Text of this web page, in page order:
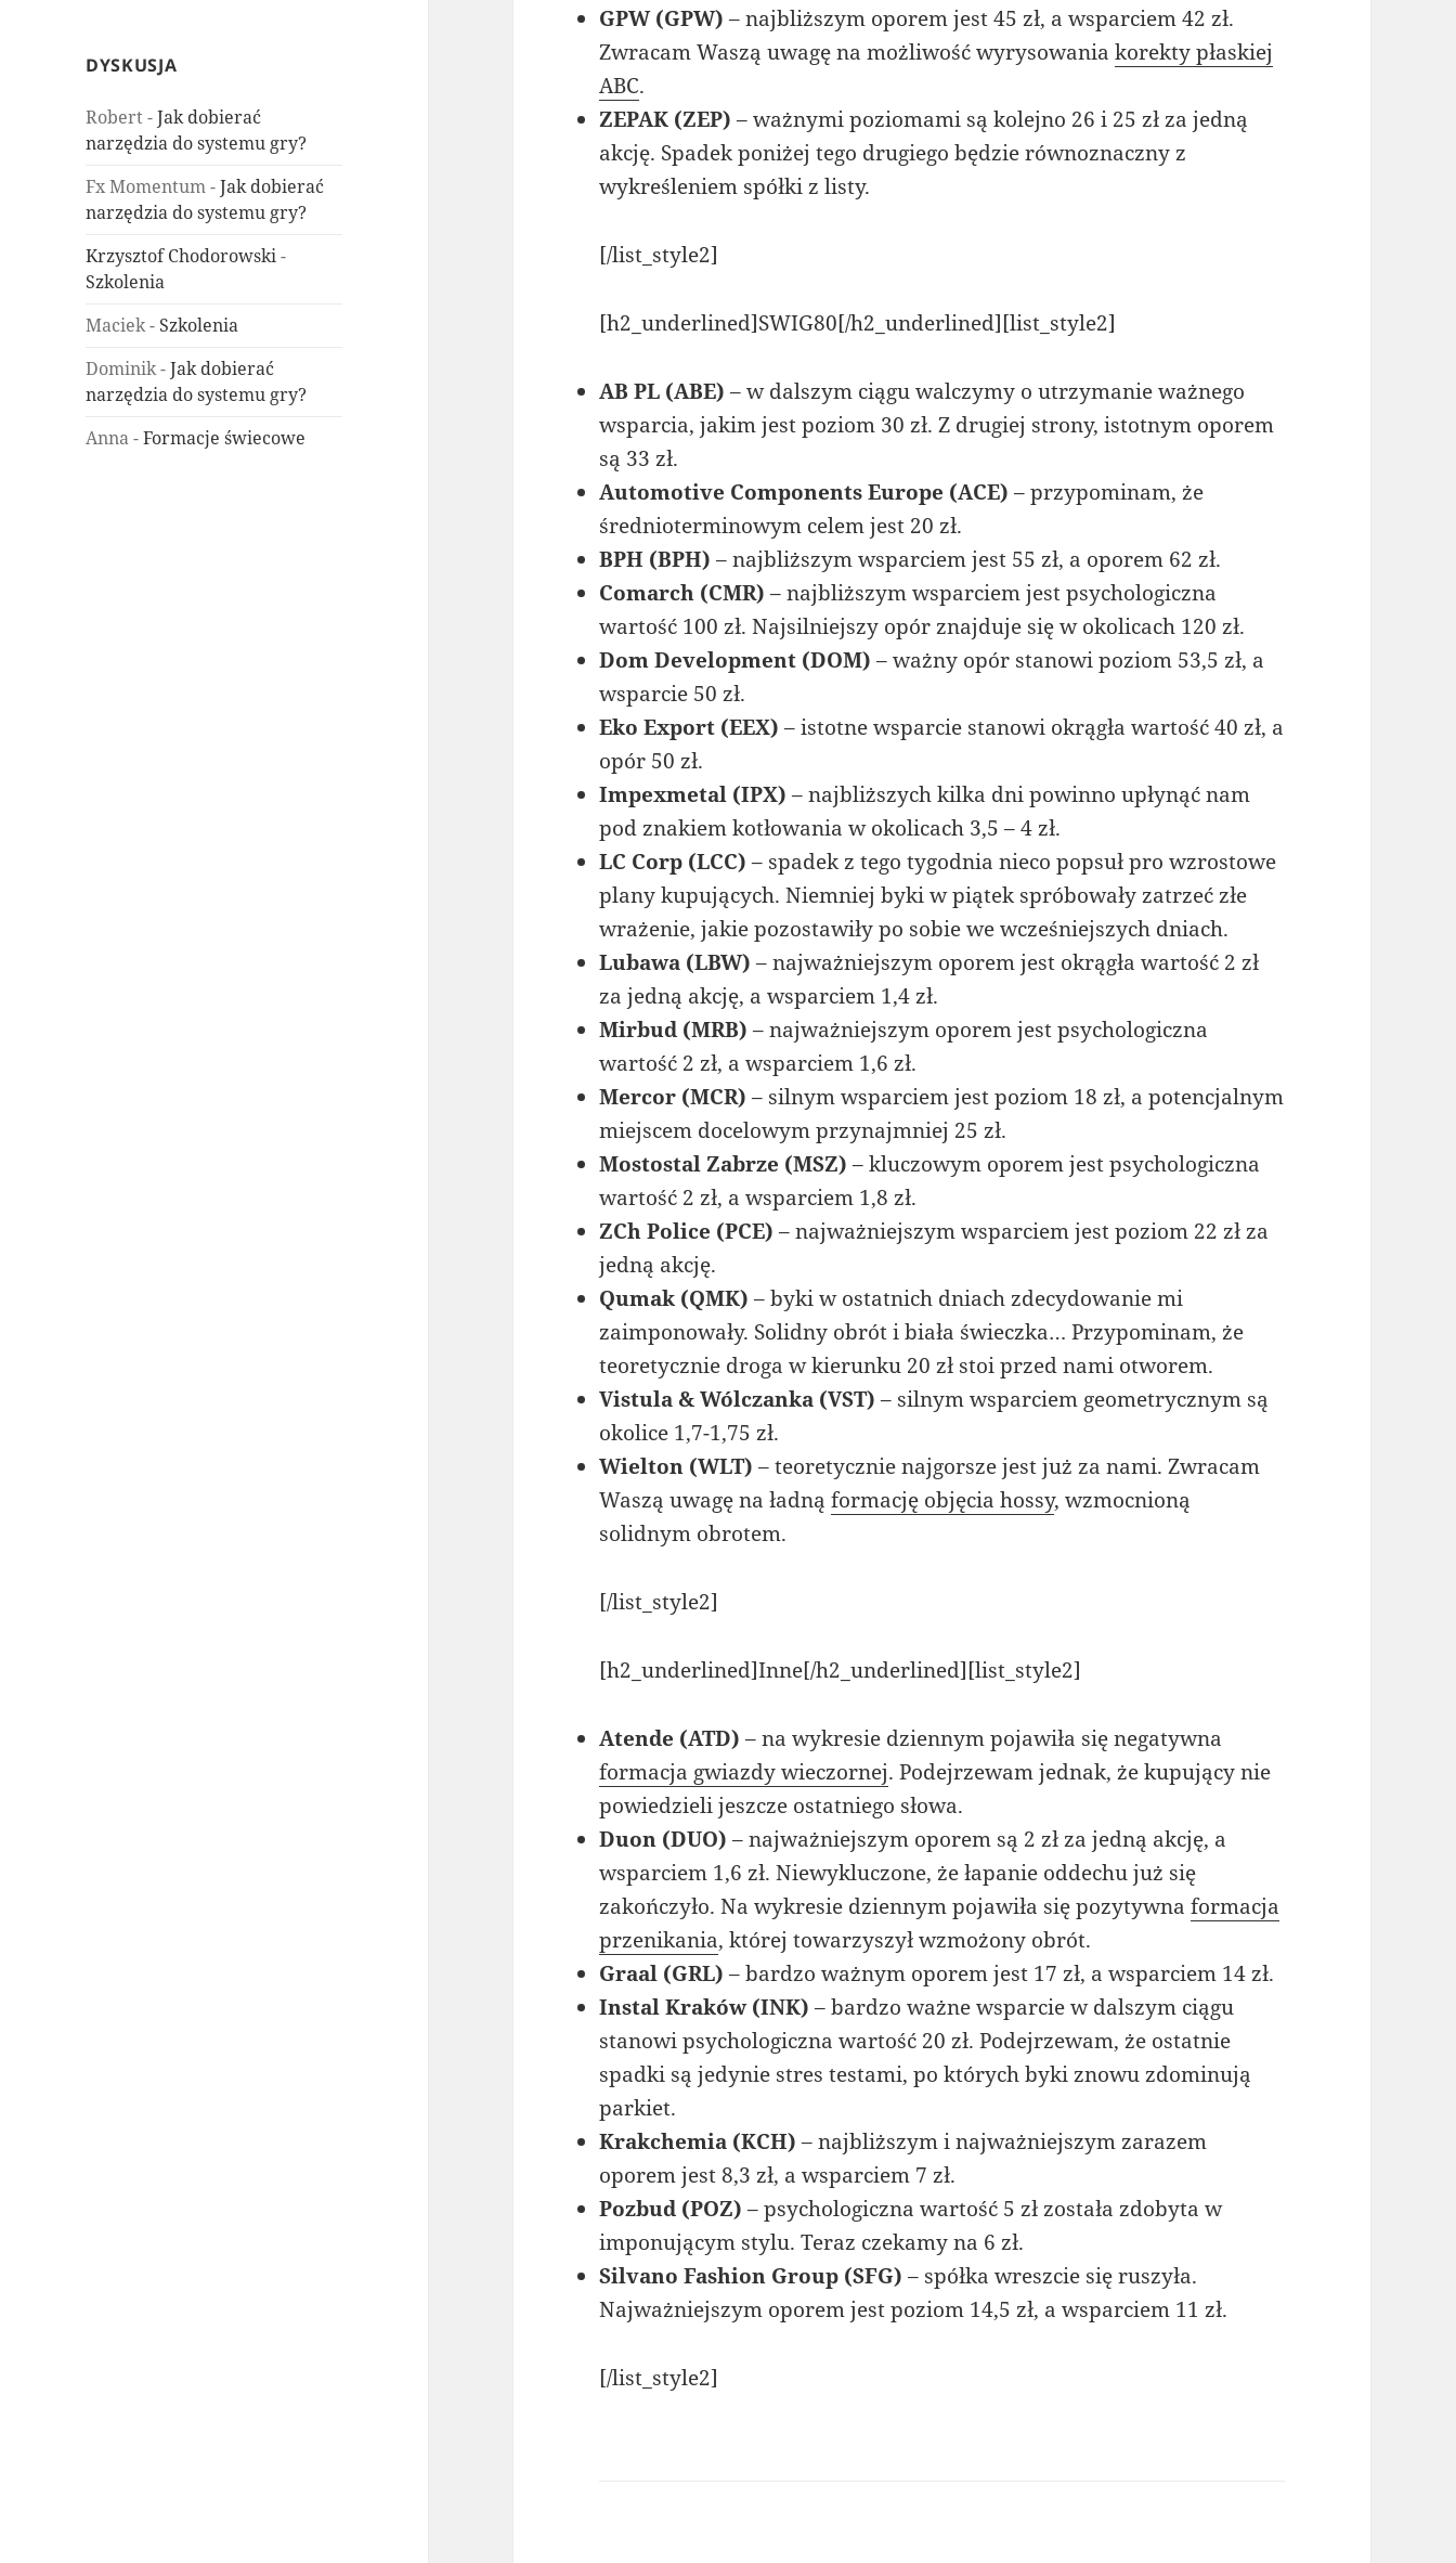
DYSKUSJA
Robert-Jak dobierać
narzędzia do systemu gry?
Fx Momentum-Jak dobierać
narzędzia do systemu gry?
Krzysztof Chodorowski-
Szkolenia
Maciek- Szkolenia
Dominik-Jak dobierać
narzędzia do systemu gry?
Anna-Formacje świecowe
GPW (GPW) – najbliższym oporem jest 45 zł, a wsparciem 42 zł.
Zwracam Waszą uwagę na możliwość wyrysowaniakorekty płaskiej
ABC.
ZEPAK (ZEP) – ważnymi poziomami są kolejno 26 i 25 zł za jedną
akcję. Spadek poniżej tego drugiego będzie równoznaczny z
wykreśleniem spółki z listy.
[/list_style2]
[h2_underlined]SWIG80[/h2_underlined][list_style2]
AB PL (ABE) – w dalszym ciągu walczymy o utrzymanie ważnego
wsparcia, jakim jest poziom 30 zł. Z drugiej strony, istotnym oporem
są 33 zł.
Automotive Components Europe (ACE) – przypominam, że
średnioterminowym celem jest 20 zł.
BPH (BPH) – najbliższym wsparciem jest 55 zł, a oporem 62 zł.
Comarch (CMR) – najbliższym wsparciem jest psychologiczna
wartość 100 zł. Najsilniejszy opór znajduje się w okolicach 120 zł.
Dom Development (DOM) – ważny opór stanowi poziom 53,5 zł, a
wsparcie 50 zł.
Eko Export (EEX) – istotne wsparcie stanowi okrągła wartość 40 zł, a
opór 50 zł.
Impexmetal (IPX) – najbliższych kilka dni powinno upłynąć nam
pod znakiem kotłowania w okolicach 3,5 – 4 zł.
LC Corp (LCC) – spadek z tego tygodnia nieco popsuł pro wzrostowe
plany kupujących. Niemniej byki w piątek spróbowały zatrzeć złe
wrażenie, jakie pozostawiły po sobie we wcześniejszych dniach.
Lubawa (LBW) – najważniejszym oporem jest okrągła wartość 2 zł
za jedną akcję, a wsparciem 1,4 zł.
Mirbud (MRB) – najważniejszym oporem jest psychologiczna
wartość 2 zł, a wsparciem 1,6 zł.
Mercor (MCR) – silnym wsparciem jest poziom 18 zł, a potencjalnym
miejscem docelowym przynajmniej 25 zł.
Mostostal Zabrze (MSZ) – kluczowym oporem jest psychologiczna
wartość 2 zł, a wsparciem 1,8 zł.
ZCh Police (PCE) – najważniejszym wsparciem jest poziom 22 zł za
jedną akcję.
Qumak (QMK) – byki w ostatnich dniach zdecydowanie mi
zaimponowały. Solidny obrót i biała świeczka… Przypominam, że
teoretycznie droga w kierunku 20 zł stoi przed nami otworem.
Vistula & Wólczanka (VST) – silnym wsparciem geometrycznym są
okolice 1,7-1,75 zł.
Wielton (WLT) – teoretycznie najgorsze jest już za nami. Zwracam
Waszą uwagę na ładnąformację objęcia hossy, wzmocnioną
solidnym obrotem.
[/list_style2]
[h2_underlined]Inne[/h2_underlined][list_style2]
Atende (ATD) – na wykresie dziennym pojawiła się negatywna
formacja gwiazdy wieczornej. Podejrzewam jednak, że kupujący nie
powiedzieli jeszcze ostatniego słowa.
Duon (DUO) – najważniejszym oporem są 2 zł za jedną akcję, a
wsparciem 1,6 zł. Niewykluczone, że łapanie oddechu już się
zakończyło. Na wykresie dziennym pojawiła się pozytywnaformacja
przenikania, której towarzyszył wzmożony obrót.
Graal (GRL) – bardzo ważnym oporem jest 17 zł, a wsparciem 14 zł.
Instal Kraków (INK) – bardzo ważne wsparcie w dalszym ciągu
stanowi psychologiczna wartość 20 zł. Podejrzewam, że ostatnie
spadki są jedynie stres testami, po których byki znowu zdominują
parkiet.
Krakchemia (KCH) – najbliższym i najważniejszym zarazem
oporem jest 8,3 zł, a wsparciem 7 zł.
Pozbud (POZ) – psychologiczna wartość 5 zł została zdobyta w
imponującym stylu. Teraz czekamy na 6 zł.
Silvano Fashion Group (SFG) – spółka wreszcie się ruszyła.
Najważniejszym oporem jest poziom 14,5 zł, a wsparciem 11 zł.
[/list_style2]